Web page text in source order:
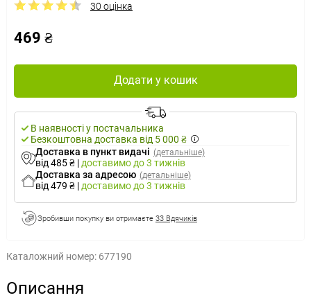
30 оцінка
469 ₴
Додати у кошик
В наявності у постачальника
Безкоштовна доставка від 5 000 ₴
Доставка в пункт видачі (детальніше)
від 485 ₴ | доставимо до 3 тижнів
Доставка за адресою (детальніше)
від 479 ₴ | доставимо до 3 тижнів
Зробивши покупку ви отримаєте 33 Вдячиків
Каталожний номер: 677190
Описання